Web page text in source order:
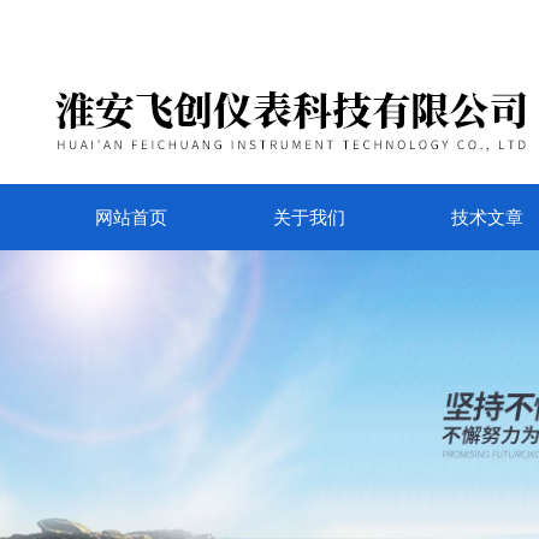
网站首页 关于我们 技术文章